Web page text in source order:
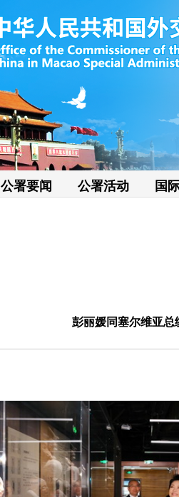
公署要闻 公署活动 国
彭丽媛同塞尔维亚